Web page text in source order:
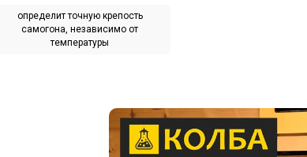
определит точную крепость
самогона, независимо от
температуры